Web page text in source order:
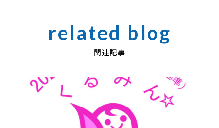
関連記事